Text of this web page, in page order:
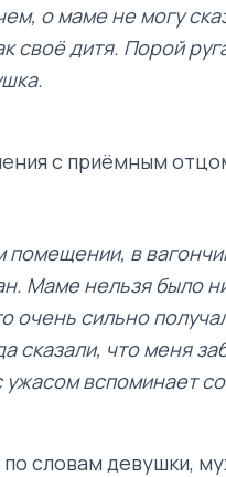
о маме не могу
своё дитя. Порой
с приёмным
помещении, в
Маме нельзя было
очень сильно
сказали, что меня
ужасом вспоминает
словам девушки,